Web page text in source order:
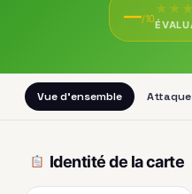
—/10
★ ★ ★
Vue d'ensemble
Identité de la carte